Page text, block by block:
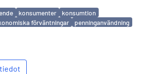
konsumenter
konsumtion
förväntningar
penninganvändning